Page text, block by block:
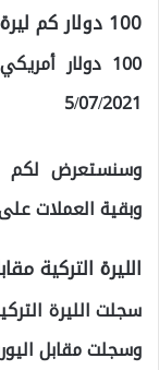
100 دولار كم ليرة تركية تساوي اليوم.
5/07/2021
وسنستعرض لكم
وبقية العملات
الليرة التركية
وسجلت مقابل اليورو 10.30 مبيع و10.28